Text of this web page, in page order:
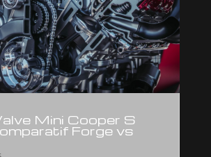
Mini Cooper S
Forge vs